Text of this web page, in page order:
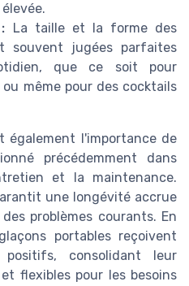
La taille et la forme des
souvent jugées parfaites
que ce soit pour
même pour des cocktails
également l'importance de
précédemment dans
et la maintenance.
une longévité accrue
problèmes courants. En
portables reçoivent
consolidant leur
flexibles pour les besoins